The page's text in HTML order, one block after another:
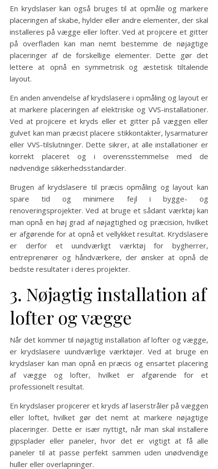
En krydslaser kan også bruges til at opmåle og markere
placeringen af ​​skabe, hylder eller andre elementer, der skal
installeres på vægge eller lofter. Ved at projicere et gitter
på overfladen kan man nemt bestemme de nøjagtige
placeringer af de forskellige elementer. Dette gør det
lettere at opnå en symmetrisk og æstetisk tiltalende
layout.
En anden anvendelse af krydslasere i opmåling og layout er
at markere placeringen af ​​elektriske og VVS-installationer.
Ved at projicere et kryds eller et gitter på væggen eller
gulvet kan man præcist placere stikkontakter, lysarmaturer
eller VVS-tilslutninger. Dette sikrer, at alle installationer er
korrekt placeret og i overensstemmelse med de
nødvendige sikkerhedsstandarder.
Brugen af krydslasere til præcis opmåling og layout kan
spare tid og minimere fejl i bygge- og
renoveringsprojekter. Ved at bruge et sådant værktøj kan
man opnå en høj grad af nøjagtighed og præcision, hvilket
er afgørende for at opnå et vellykket resultat. Krydslasere
er derfor et uundværligt værktøj for bygherrer,
entreprenører og håndværkere, der ønsker at opnå de
bedste resultater i deres projekter.
3. Nøjagtig installation af
lofter og vægge
Når det kommer til nøjagtig installation af lofter og vægge,
er krydslasere uundværlige værktøjer. Ved at bruge en
krydslaser kan man opnå en præcis og ensartet placering
af vægge og lofter, hvilket er afgørende for et
professionelt resultat.
En krydslaser projicerer et kryds af laserstråler på væggen
eller loftet, hvilket gør det nemt at markere nøjagtige
placeringer. Dette er især nyttigt, når man skal installere
gipsplader eller paneler, hvor det er vigtigt at få alle
paneler til at passe perfekt sammen uden unødvendige
huller eller overlapninger.